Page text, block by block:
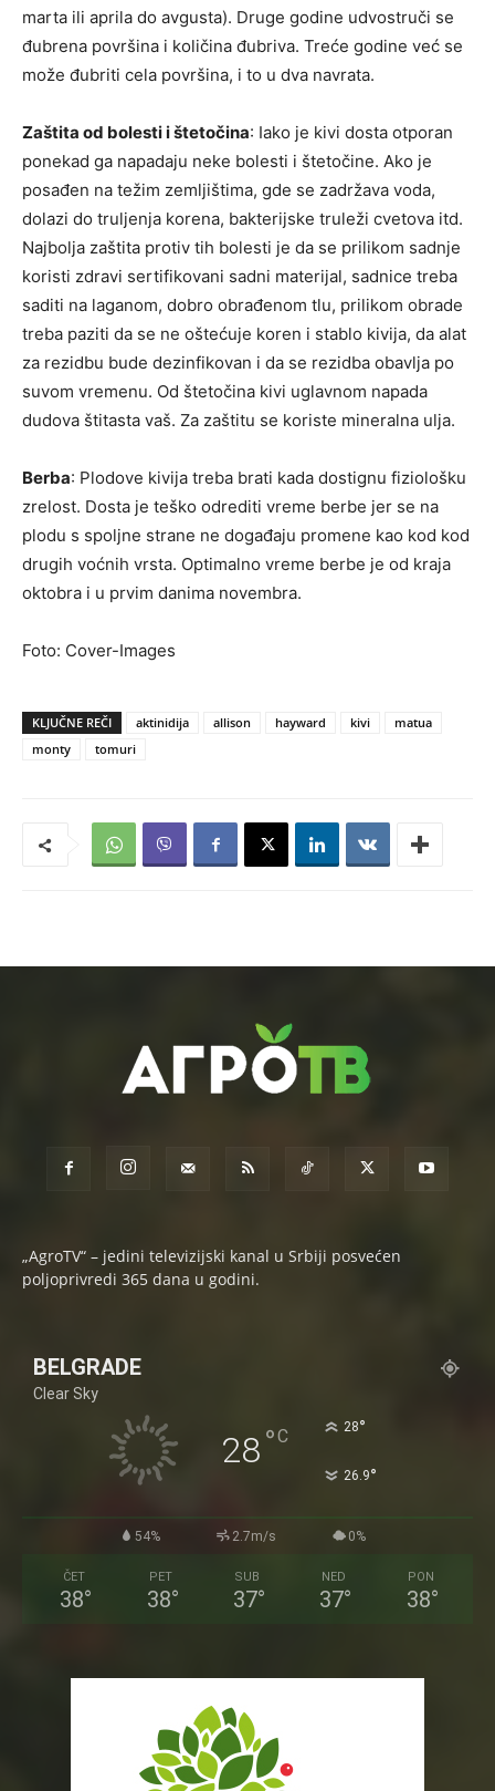
marta ili aprila do avgusta). Druge godine udvostruči se
đubrena površina i količina đubriva. Treće godine već se
može đubriti cela površina, i to u dva navrata.
Zaštita od bolesti i štetočina: Iako je kivi dosta otporan
ponekad ga napadaju neke bolesti i štetočine. Ako je
posađen na težim zemljištima, gde se zadržava voda,
dolazi do truljenja korena, bakterijske truleži cvetova itd.
Najbolja zaštita protiv tih bolesti je da se prilikom sadnje
koristi zdravi sertifikovani sadni materijal, sadnice treba
saditi na laganom, dobro obrađenom tlu, prilikom obrade
treba paziti da se ne oštećuje koren i stablo kivija, da alat
za rezidbu bude dezinfikovan i da se rezidba obavlja po
suvom vremenu. Od štetočina kivi uglavnom napada
dudova štitasta vaš. Za zaštitu se koriste mineralna ulja.
Berba: Plodove kivija treba brati kada dostignu fiziološku
zrelost. Dosta je teško odrediti vreme berbe jer se na
plodu s spoljne strane ne događaju promene kao kod kod
drugih voćnih vrsta. Optimalno vreme berbe je od kraja
oktobra i u prvim danima novembra.
Foto: Cover-Images
KLJUČNE REČI aktinidija allison hayward kivi
matua
monty
tomuri
„AgroTV“ – jedini televizijski kanal u Srbiji posvećen
poljoprivredi 365 dana u godini.
BELGRADE
Clear Sky
28°C 28°
26.9°
54% 2.7m/s 0%
ČET
38°
PET
38°
SUB
37°
NED
37°
PON
38°